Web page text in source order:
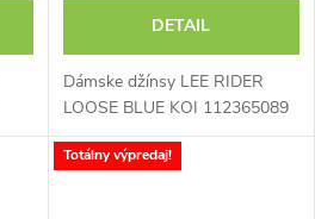
DETAIL
Dámske džínsy LEE RIDER
LOOSE BLUE KOI 112365089
Totálny výpredaj!